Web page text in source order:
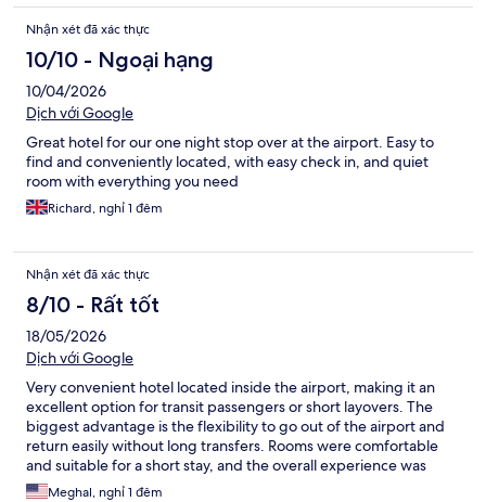
Nhận xét đã xác thực
10/10 - Ngoại hạng
10/04/2026
Dịch với Google
Great hotel for our one night stop over at the airport. Easy to
find and conveniently located, with easy check in, and quiet
room with everything you need
Richard, nghỉ 1 đêm
Nhận xét đã xác thực
8/10 - Rất tốt
18/05/2026
Dịch với Google
Very convenient hotel located inside the airport, making it an
excellent option for transit passengers or short layovers. The
biggest advantage is the flexibility to go out of the airport and
return easily without long transfers. Rooms were comfortable
and suitable for a short stay, and the overall experience was
smooth and practical for travelers in transit.
Meghal, nghỉ 1 đêm